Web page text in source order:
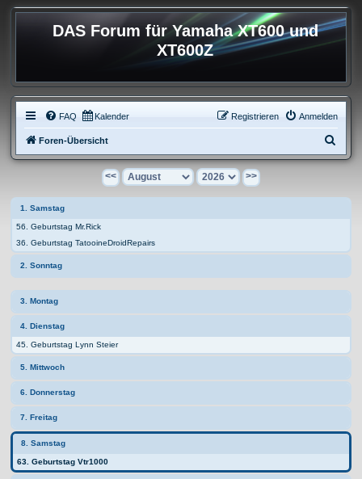
DAS Forum für Yamaha XT600 und
XT600Z
FAQ Kalender Anmelden
Registrieren
Foren-Übersicht
u
h
<< >>
1. Samstag
56. Geburtstag Mr.Rick
36. Geburtstag TatooineDroidRepairs
2. Sonntag
3. Montag
4. Dienstag
45. Geburtstag Lynn Steier
5. Mittwoch
6. Donnerstag
7. Freitag
8. Samstag
63. Geburtstag Vtr1000